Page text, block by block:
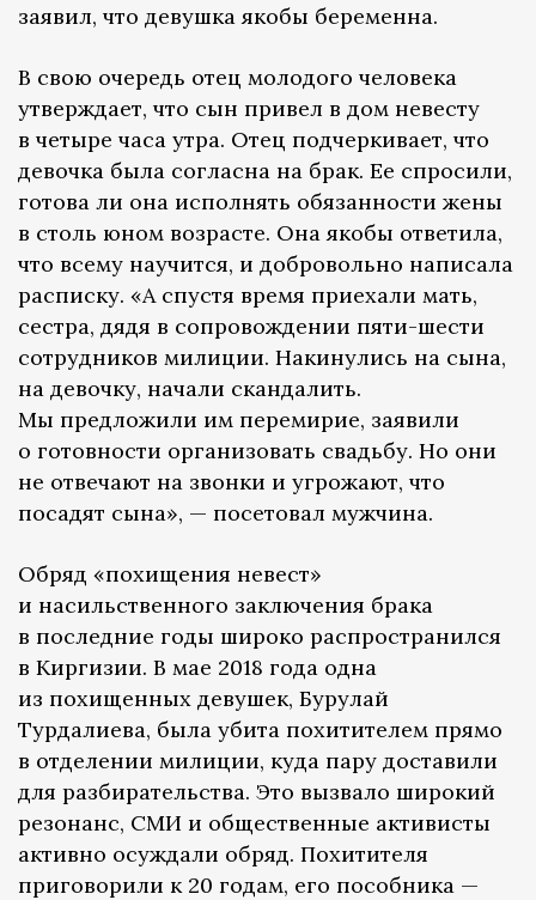
заявил, что девушка якобы беременна.
В свою очередь отец молодого человека
утверждает, что сын привел в дом невесту
в четыре часа утра. Отец подчеркивает, что
девочка была согласна на брак. Ее спросили,
готова ли она исполнять обязанности жены
в столь юном возрасте. Она якобы ответила,
что всему научится, и добровольно написала
расписку. «А спустя время приехали мать,
сестра, дядя в сопровождении пяти-шести
сотрудников милиции. Накинулись на сына,
на девочку, начали скандалить.
Мы предложили им перемирие, заявили
о готовности организовать свадьбу. Но они
не отвечают на звонки и угрожают, что
посадят сына», — посетовал мужчина.
Обряд «похищения невест»
и насильственного заключения брака
в последние годы широко распространился
в Киргизии. В мае 2018 года одна
из похищенных девушек, Бурулай
Турдалиева, была убита похитителем прямо
в отделении милиции, куда пару доставили
для разбирательства. Это вызвало широкий
резонанс, СМИ и общественные активисты
активно осуждали обряд. Похитителя
приговорили к 20 годам, его пособника —